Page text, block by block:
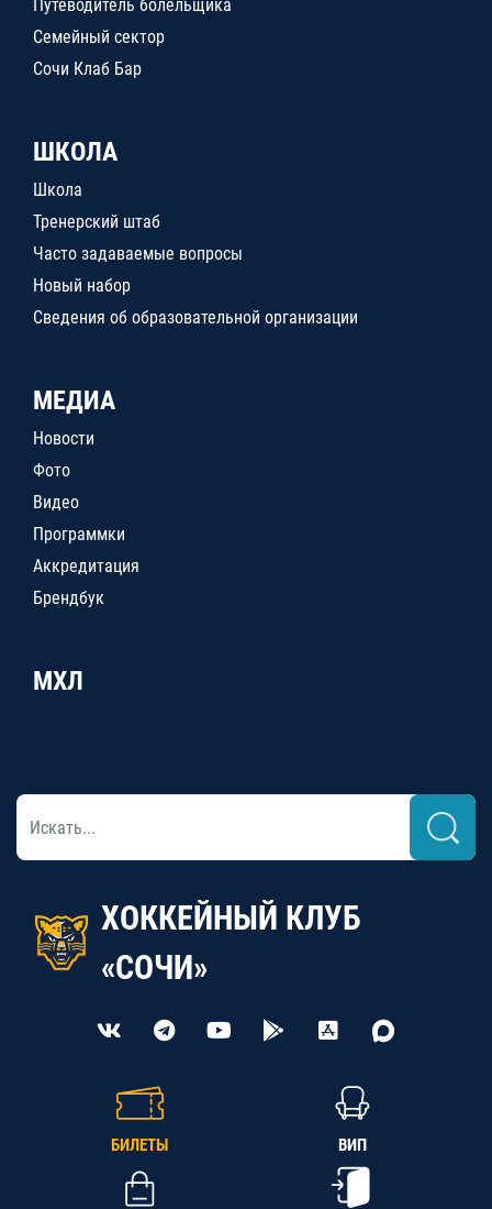
Путеводитель болельщика
Семейный сектор
Сочи Клаб Бар
ШКОЛА
Школа
Тренерский штаб
Часто задаваемые вопросы
Новый набор
Сведения об образовательной организации
МЕДИА
Новости
Фото
Видео
Программки
Аккредитация
Брендбук
МХЛ
ХОККЕЙНЫЙ КЛУБ
«СОЧИ»
БИЛЕТЫ ВИП